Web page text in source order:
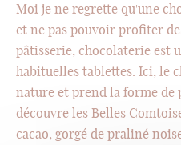
Moi je ne regrette qu'une
et ne pas pouvoir profiter
pâtisserie, chocolaterie est
habituelles tablettes. Ici, le
nature et prend la forme de
découvre les Belles
cacao, gorgé de praliné